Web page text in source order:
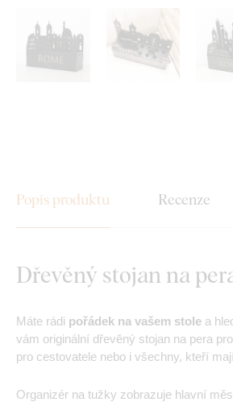
Popis produktu Recenze
Dřevěný stojan na
Máte rádi pořádek na vašem stole a
vám originální dřevěný stojan na pera
pro cestovatele nebo i všechny, kteří
Organizér na tužky zobrazuje hlavní